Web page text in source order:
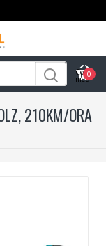
0
210KM/ORA